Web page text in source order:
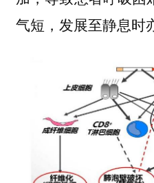
气短，发展至静息时